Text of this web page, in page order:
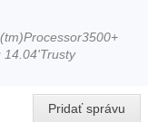
14.04'Trusty
Pridať správu